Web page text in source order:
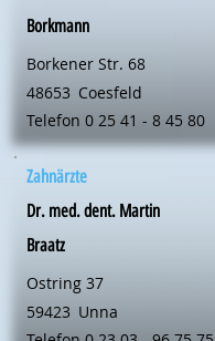
Borkmann
Borkener Str. 68
48653 Coesfeld
Telefon 0 25 41 - 8 45 80
Zahnärzte
Dr. med. dent. Martin
Braatz
Ostring 37
59423 Unna